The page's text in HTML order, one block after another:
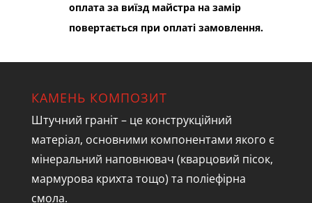
оплата за виїзд майстра на замір
повертається при оплаті замовлення.
КАМЕНЬ КОМПОЗИТ
Штучний граніт – це конструкційний
матеріал, основними компонентами якого є
мінеральний наповнювач (кварцовий пісок,
мармурова крихта тощо) та поліефірна
смола.